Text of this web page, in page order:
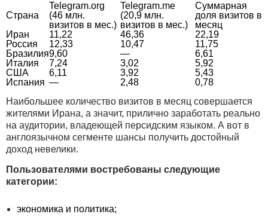
Страна
Telegram.org
(46 млн.
визитов в мес.)
Telegram.me
(20,9 млн.
визитов в мес.)
Суммарная
доля визитов в
месяц
Иран
11,22 46,36
22,19
Россия
12,33 10,47
11,75
Бразилия9,60 —
6,61
Италия
7,24 3,02
5,92
США
6,11 3,92
5,43
Испания — 2,48
0,78
Наибольшее количество визитов в месяц совершается
жителями Ирана, а значит, прилично заработать реально
на аудитории, владеющей персидским языком. А вот в
англоязычном сегменте шансы получить достойный
доход невелики.
Пользователями востребованы следующие
категории:
экономика и политика;